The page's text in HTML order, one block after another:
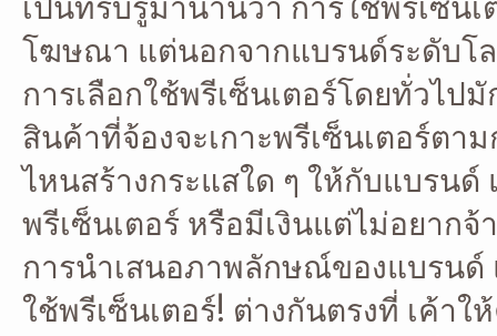
โฆษณา แต่นอกจากแบรนด์ระดับโ
การเลือกใช้พรีเซ็นเตอร์โดยทั่วไป
สินค้าที่จ้องจะเกาะพรีเซ็นเตอร์ตา
ไหนสร้างกระแสใด ๆ ให้กับแบรนด์
พรีเซ็นเตอร์ หรือมีเงินแต่ไม่อยาก
การนำเสนอภาพลักษณ์ของแบรนด์
ใช้พรีเซ็นเตอร์! ต่างกันตรงที่ เค้า